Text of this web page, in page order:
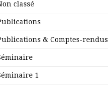
classé
& Comptes-rendus
1